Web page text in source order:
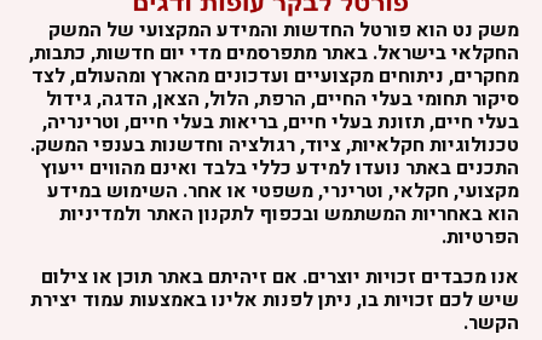
משק נט הוא פורטל החדשות והמידע המקצועי של המשק
החקלאי בישראל. באתר מתפרסמים מדי יום חדשות, כתבות,
מחקרים, ניתוחים מקצועיים ועדכונים מהארץ ומהעולם, לצד
סיקור תחומי בעלי החיים, הרפת, הלול, הצאן, הדגה, גידול
בעלי חיים, תזונת בעלי חיים, בריאות בעלי חיים, וטרינריה,
טכנולוגיות חקלאיות, ציוד, רגולציה וחדשנות בענפי המשק.
התכנים באתר נועדו למידע כללי בלבד ואינם מהווים ייעוץ
מקצועי, חקלאי, וטרינרי, משפטי או אחר. השימוש במידע
הוא באחריות המשתמש ובכפוף לתקנון האתר ולמדיניות
הפרטיות.
אנו מכבדים זכויות יוצרים. אם זיהיתם באתר תוכן או צילום
שיש לכם זכויות בו, ניתן לפנות אלינו באמצעות עמוד יצירת
הקשר.